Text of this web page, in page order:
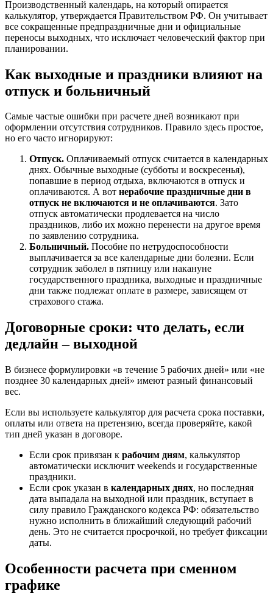
Производственный календарь, на который опирается
калькулятор, утверждается Правительством РФ. Он учитывает
все сокращенные предпраздничные дни и официальные
переносы выходных, что исключает человеческий фактор при
планировании.
Как выходные и праздники влияют на
отпуск и больничный
Самые частые ошибки при расчете дней возникают при
оформлении отсутствия сотрудников. Правило здесь простое,
но его часто игнорируют:
Отпуск. Оплачиваемый отпуск считается в календарных
днях. Обычные выходные (субботы и воскресенья),
попавшие в период отдыха, включаются в отпуск и
оплачиваются. А вот нерабочие праздничные дни в
отпуск не включаются и не оплачиваются. Зато
отпуск автоматически продлевается на число
праздников, либо их можно перенести на другое время
по заявлению сотрудника.
Больничный. Пособие по нетрудоспособности
выплачивается за все календарные дни болезни. Если
сотрудник заболел в пятницу или накануне
государственного праздника, выходные и праздничные
дни также подлежат оплате в размере, зависящем от
страхового стажа.
Договорные сроки: что делать, если
дедлайн – выходной
В бизнесе формулировки «в течение 5 рабочих дней» или «не
позднее 30 календарных дней» имеют разный финансовый
вес.
Если вы используете калькулятор для расчета срока поставки,
оплаты или ответа на претензию, всегда проверяйте, какой
тип дней указан в договоре.
Если срок привязан к рабочим дням, калькулятор
автоматически исключит weekends и государственные
праздники.
Если срок указан в календарных днях, но последняя
дата выпадала на выходной или праздник, вступает в
силу правило Гражданского кодекса РФ: обязательство
нужно исполнить в ближайший следующий рабочий
день. Это не считается просрочкой, но требует фиксации
даты.
Особенности расчета при сменном
графике